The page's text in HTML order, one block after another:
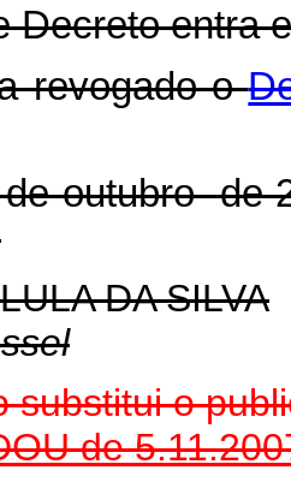
entra
revogado o
outubro de
DA SILVA
substitui o
de